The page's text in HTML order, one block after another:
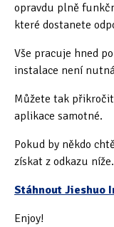
opravdu plně
které dostanete
Vše pracuje hned
instalace není
Můžete tak
aplikace samotné.
Pokud by někdo
získat z odkazu níže.
Stáhnout Jieshuo
Enjoy!